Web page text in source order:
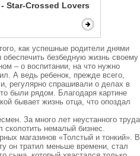
Star-Crossed Lovers
как успешные родители днями
безбедную жизнь своему
– о воспитании, на что нужно
А ведь ребенок, прежде всего,
регулярно спрашивали о делах в
были рядом. Благодаря картине
бывает жизнь отца, что опоздал
За много лет неустанного труда
сколотить немалый бизнес.
магазинов «Толстый и тонкий». В
он тратил меньше времени, стал